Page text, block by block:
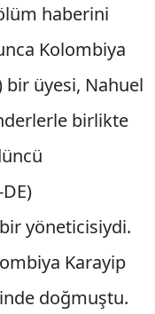
haberini
Kolombiya
bir üyesi, Nahuel
birlikte
yöneticisiydi.
Karayip
doğmuştu.